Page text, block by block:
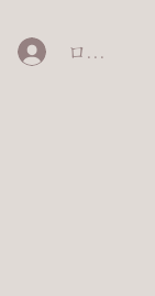
ログイン